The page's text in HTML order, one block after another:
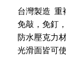
台灣製造 重
免敲，免釘
防水壓克力
光滑面皆可